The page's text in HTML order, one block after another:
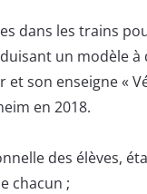
dans les trains
un modèle
et son enseigne «
en 2018.
des élèves,
chacun ;